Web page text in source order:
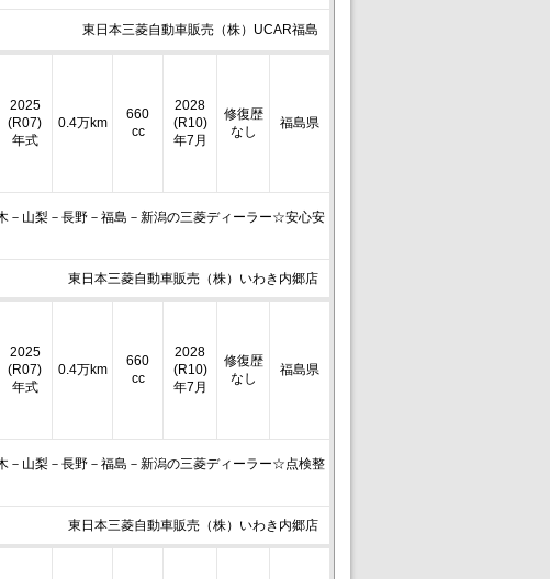
東日本三菱自動車販売（株）UCAR福島
2025
(R07)
年式
0.4万km
660
cc
2028
(R10)
年7月
修復歴
なし
福島県
－山梨－長野－福島－新潟の三菱ディーラー☆安心安
東日本三菱自動車販売（株）いわき内郷店
2025
(R07)
年式
0.4万km
660
cc
2028
(R10)
年7月
修復歴
なし
福島県
－山梨－長野－福島－新潟の三菱ディーラー☆点検整
東日本三菱自動車販売（株）いわき内郷店